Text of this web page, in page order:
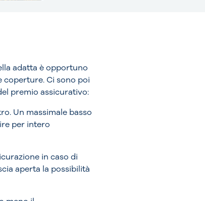
adatta è opportuno
Ci sono poi
premio assicurativo:
Un massimale basso
per intero
in caso di
aperta la possibilità